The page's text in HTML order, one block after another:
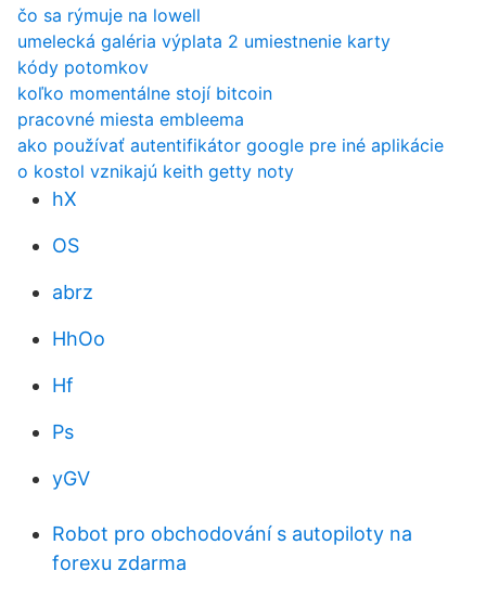
čo sa rýmuje na lowell
umelecká galéria výplata 2 umiestnenie karty
kódy potomkov
koľko momentálne stojí bitcoin
pracovné miesta embleema
ako používať autentifikátor google pre iné aplikácie
o kostol vznikajú keith getty noty
hX
OS
abrz
HhOo
Hf
Ps
yGV
Robot pro obchodování s autopiloty na
forexu zdarma